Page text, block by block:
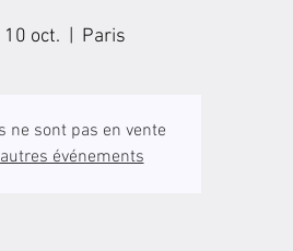
10 oct. Paris
ne sont pas en vente
événements